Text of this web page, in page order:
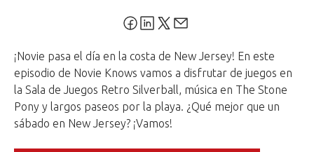
¡Novie pasa el día en la costa de New Jersey! En este
episodio de Novie Knows vamos a disfrutar de juegos en
la Sala de Juegos Retro Silverball, música en The Stone
Pony y largos paseos por la playa. ¿Qué mejor que un
sábado en New Jersey? ¡Vamos!